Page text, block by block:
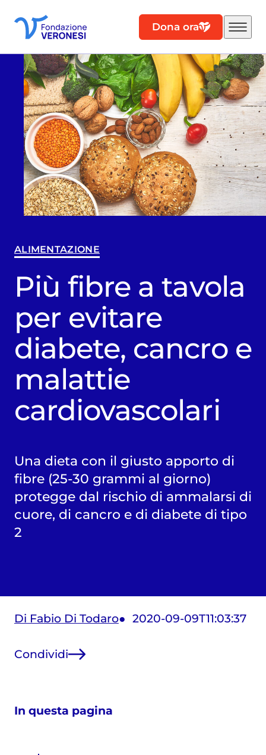
Dona ora
ALIMENTAZIONE
Più fibre a tavola
per evitare
diabete, cancro e
malattie
cardiovascolari
Una dieta con il giusto apporto di
fibre (25-30 grammi al giorno)
protegge dal rischio di ammalarsi di
cuore, di cancro e di diabete di tipo
2
Di Fabio Di Todaro 2020-09-09T11:03:37
Condividi
In questa pagina